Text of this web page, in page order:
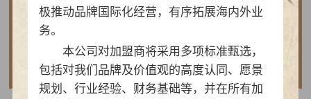
做实亲民茶饮！书亦烧仙草以“有料品类之王”拿
下2026新茶饮TOP10
查看详情
极推动品牌国际化经营，有序拓展海内外业
务。
本公司对加盟商将采用多项标准甄选，
包括对我们品牌及价值观的高度认同、愿景
规划、行业经验、财务基础等，并在所有加